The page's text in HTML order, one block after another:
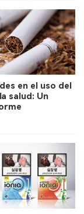
en el uso del
salud: Un